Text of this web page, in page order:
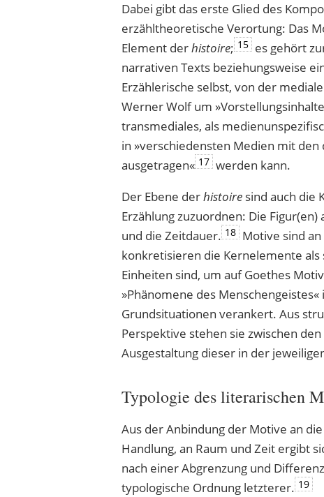
Dabei gibt das erste Glied des
erzähltheoretische Verortung: Das
Element derhistoire; 15 es gehört
narrativen Texts beziehungsweise
Erzählerische selbst, von der
Werner Wolf um
transmediales, als
in »verschiedensten Medien mit
ausgetragen« 17 werden kann.
Der Ebene derhistoire sind auch die
Erzählung zuzuordnen: Die
und die Zeitdauer. 18 Motive sind
konkretisieren die Kernelemente
Einheiten sind, um auf Goethes
»Phänomene des
Grundsituationen verankert. Aus
Perspektive stehen sie zwischen
Ausgestaltung dieser in der
Typologie des literarischen
Aus der Anbindung der Motive an
Handlung, an Raum und Zeit ergibt
nach einer Abgrenzung und
typologische Ordnung letzterer. 19